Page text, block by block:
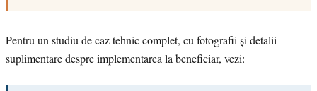
Pentru un studiu de caz tehnic complet, cu fotografii și detalii
suplimentare despre implementarea la beneficiar, vezi: